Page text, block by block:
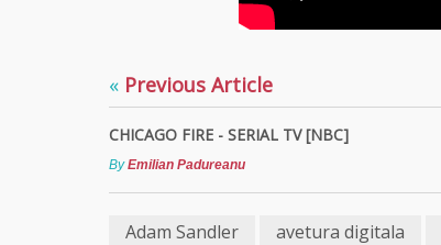
« Previous Article
CHICAGO FIRE - SERIAL TV [NBC]
ByEmilian Padureanu
Adam Sandler avetura digitala